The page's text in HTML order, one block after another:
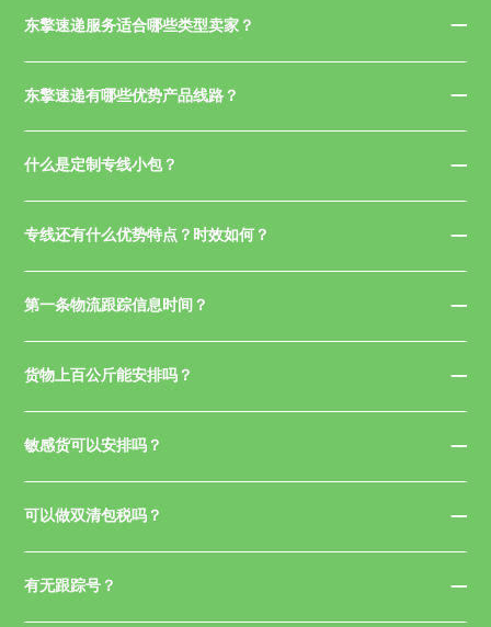
东擎速递服务适合哪些类型卖家？
东擎速递有哪些优势产品线路？
什么是定制专线小包？
专线还有什么优势特点？时效如何？
第一条物流跟踪信息时间？
货物上百公斤能安排吗？
敏感货可以安排吗？
可以做双清包税吗？
有无跟踪号？